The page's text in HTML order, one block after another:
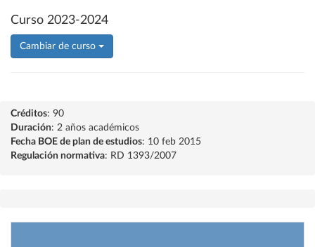
Curso 2023-2024
Cambiar de curso
Créditos: 90
Duración: 2 años académicos
Fecha BOE de plan de estudios: 10 feb 2015
Regulación normativa: RD 1393/2007